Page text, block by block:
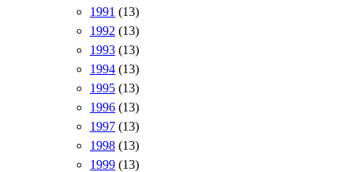
1991 (13)
1992 (13)
1993 (13)
1994 (13)
1995 (13)
1996 (13)
1997 (13)
1998 (13)
1999 (13)